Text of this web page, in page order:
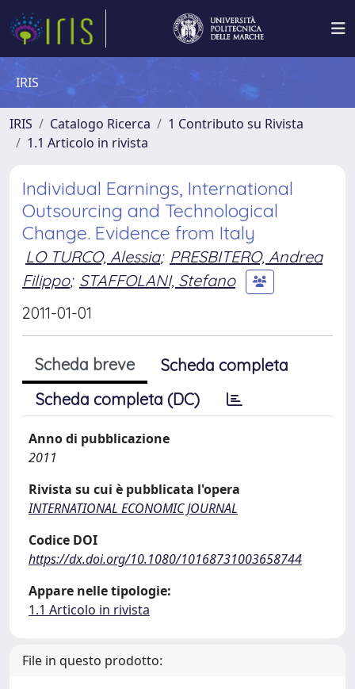
IRIS
IRIS Catalogo Ricerca
1 Contributo su Rivista
1.1 Articolo in rivista
Individual Earnings, International
Outsourcing and Technological
Change. Evidence from Italy
LO TURCO, Alessia; PRESBITERO, Andrea
Filippo; STAFFOLANI, Stefano
2011-01-01
Scheda breve
Scheda completa
Scheda completa (DC)
Anno di pubblicazione
2011
Rivista su cui è pubblicata l'opera
INTERNATIONAL ECONOMIC JOURNAL
Codice DOI
https://dx.doi.org/10.1080/10168731003658744
Appare nelle tipologie:
1.1 Articolo in rivista
File in questo prodotto: